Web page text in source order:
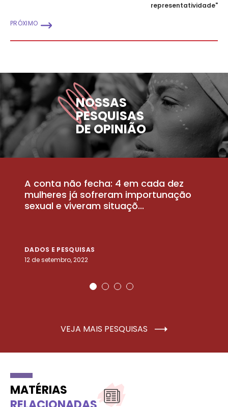
representatividade"
PRÓXIMO
NOSSAS
PESQUISAS
DE OPINIÃO
A conta não fecha: 4 em cada dez
mulheres já sofreram importunação
sexual e viveram situaçõ...
DADOS E PESQUISAS
12 de setembro, 2022
VEJA MAIS PESQUISAS
MATÉRIAS